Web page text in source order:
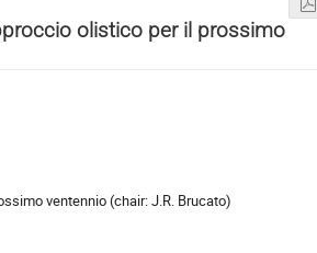
olistico per il prossimo
ventennio (chair: J.R. Brucato)